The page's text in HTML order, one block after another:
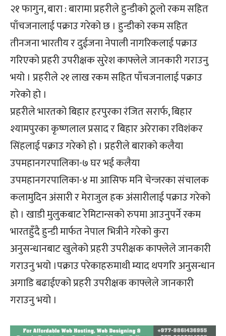
२१ फागुन, बारा : बारामा प्रहरीले हुन्डीको ठूलो रकम सहित
पाँचजनालाई पक्राउ गरेको छ । हुन्डीको रकम सहित
तीनजना भारतीय र दुईजना नेपाली नागरिकलाई पक्राउ
गरिएको प्रहरी उपरीक्षक सुरेश काफ्लेले जानकारी गराउनु
भयो । प्रहरीले २१ लाख रकम सहित पाँचजनालाई पक्राउ
गरेको हो ।
प्रहरीले भारतको बिहार हरपुरका रंजित सरार्फ, बिहार
श्यामपुरका कृष्णलाल प्रसाद र बिहार अरेराका रविशंकर
सिंहलाई पक्राउ गरेको हो । प्रहरीले बाराको कलैया
उपमहानगरपालिका-७ घर भई कलैया
उपमहानगरपालिका-४ मा आसिफ मनि चेन्जरका संचालक
कलामुदिन अंसारी र मेराजुल हक अंसारीलाई पक्राउ गरेको
हो । खाडी मुलुकबाट रेमिटान्सको रुपमा आउनुपर्ने रकम
भारतहुँदै हुन्डी मार्फत नेपाल भित्रीने गरेको कुरा
अनुसन्धानबाट खुलेको प्रहरी उपरीक्षक काफ्लेले जानकारी
गराउनु भयो ।पक्राउ परेकाहरुमाथी म्याद थपगरि अनुसन्धान
अगाडि बढाईएको प्रहरी उपरीक्षक काफ्लेले जानकारी
गराउनु भयो ।